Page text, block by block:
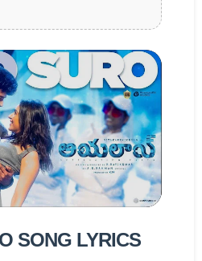
SONG LYRICS